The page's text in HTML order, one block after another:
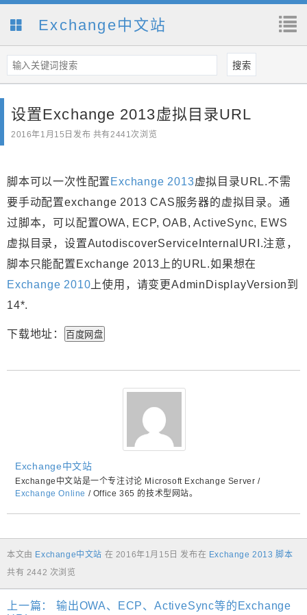
Exchange中文站
设置Exchange 2013虚拟目录URL
2016年1月15日 发布 共有2441次浏览
脚本可以一次性配置 Exchange 2013虚拟目录URL.不需
要手动配置exchange 2013 CAS服务器的虚拟目录。通
过脚本，可以配置OWA, ECP, OAB, ActiveSync, EWS
虚拟目录，设置AutodiscoverServiceInternalURI.注意，
脚本只能配置Exchange 2013上的URL.如果想在
Exchange 2010 上使用，请变更AdminDisplayVersion到
14*.
下载地址： 百度网盘
Exchange中文站
Exchange中文站是一个专注讨论 Microsoft Exchange Server /
Exchange Online / Office 365 的技术型网站。
本文由 Exchange中文站 在 2016年1月15日 发布在 Exchange 2013 脚本
共有 2442 次浏览
上一篇：
输出OWA、ECP、ActiveSync等的Exchange